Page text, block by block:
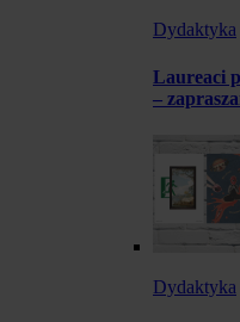
Dydaktyka
Laureaci
–
Dydaktyka